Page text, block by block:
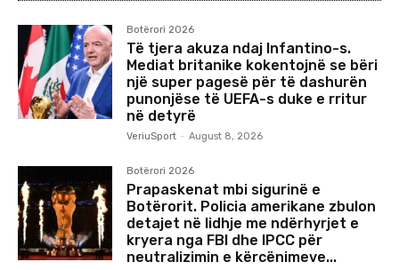
Botërori 2026
Të tjera akuza ndaj Infantino-s.
Mediat britanike kokentojnë se bëri
një super pagesë për të dashurën
punonjëse të UEFA-s duke e rritur
në detyrë
VeriuSport - August 8, 2026
Botërori 2026
Prapaskenat mbi sigurinë e
Botërorit. Policia amerikane zbulon
detajet në lidhje me ndërhyrjet e
kryera nga FBI dhe IPCC për
neutralizimin e kërcënimeve...